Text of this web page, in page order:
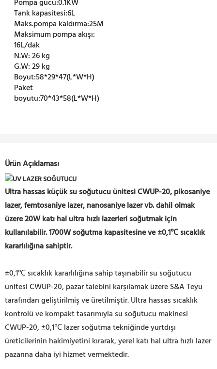
Pompa gücü:0.1KW
Tank kapasitesi:6L
Maks.pompa kaldırma:25M
Maksimum pompa akışı:
16L/dak
N.W:26 kg
G.W:29 kg
Boyut:58*29*47(L*W*H)
Paket
boyutu:70*43*58(L*W*H)
Ürün Açıklaması
Ultra hassas küçük su soğutucu ünitesi CWUP-20, pikosaniye
lazer, femtosaniye lazer, nanosaniye lazer vb. dahil olmak
üzere 20Wkatı halultra hızlı lazerleri soğutmak için
kullanılabilir. 1700W soğutma kapasitesine ve ±0,1℃ sıcaklık
kararlılığına sahiptir.
±0,1℃ sıcaklık kararlılığına sahip taşınabilir su soğutucu
ünitesi CWUP-20, pazar talebini karşılamak üzere S&A Teyu
tarafından geliştirilmiş ve üretilmiştir. Ultra hassas sıcaklık
kontrolü ve kompakt tasarımıyla su soğutucu makinesi
CWUP-20, ±0,1℃ lazer soğutma tekniğinde yurtdışı
üreticilerinin hakimiyetini kırarak, yerel katı hal ultra hızlı lazer
pazarına daha iyi hizmet vermektedir.